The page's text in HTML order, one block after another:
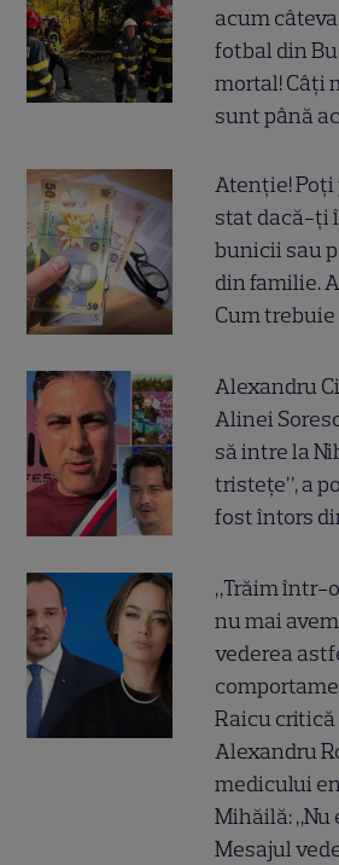
acum
fotbal din
mortal! Câți
sunt până
Atenție! Poți
stat dacă-ți
bunicii sau
din familie.
Cum trebuie
Alexandru
Alinei
să intre la
tristețe”, a
fost întors
„Trăim într-
nu mai
vederea
Raicu
Alexandru
medicului
Mihăilă: „Nu
Mesajul